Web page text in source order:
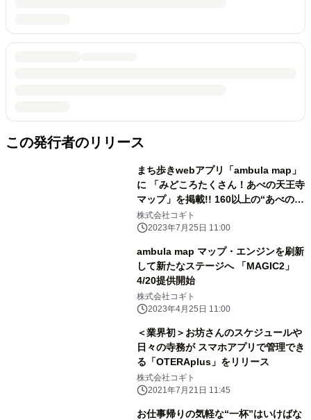
この発行者のリリース
まち歩きwebアプリ「ambula map」
に 「みどころたくさん！あべの天王寺
マップ」を掲載!! 160以上の“あべの・
天王寺エリア”のおすすめスポット情
報で、 お出かけがさらに楽しく!!
株式会社コギト
2023年7月25日 11:00
ambula map マップ・エンジンを刷新
して新たなステージへ 「MAGIC2」
4/20提供開始
株式会社コギト
2023年4月25日 11:00
＜業界初＞お坊さんのスケジュールや
日々の寺務が スマホアプリで管理でき
る「OTERAplus」をリリース
株式会社コギト
2021年7月21日 11:45
お仕事帰りの気軽な“一杯”はいけばな